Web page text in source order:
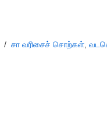
சா வரிசைச் சொற்கள்